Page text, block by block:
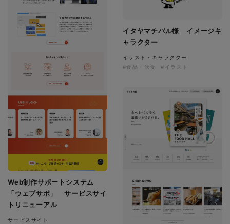
Web制作サポートシステム
「ウェブサポ」 サービスサイ
トリニューアル
サービスサイト
イタヤマチバル様 イメージキ
ャラクター
イラスト・キャラクター
#食品・飲食
#イラスト